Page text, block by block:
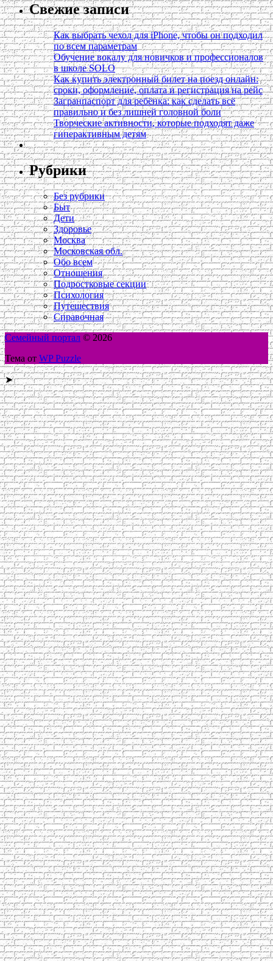
Свежие записи
Как выбрать чехол для iPhone, чтобы он подходил
по всем параметрам
Обучение вокалу для новичков и профессионалов
в школе SOLO
Как купить электронный билет на поезд онлайн:
сроки, оформление, оплата и регистрация на рейс
Загранпаспорт для ребёнка: как сделать всё
правильно и без лишней головной боли
Творческие активности, которые подходят даже
гиперактивным детям
Рубрики
Без рубрики
Быт
Дети
Здоровье
Москва
Московская обл.
Обо всем
Отношения
Подростковые секции
Психология
Путешествия
Справочная
Семейный портал © 2026
Тема от WP Puzzle
➤